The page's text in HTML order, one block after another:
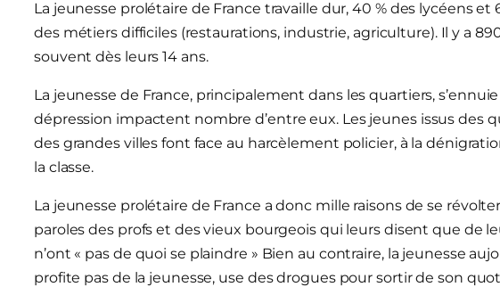
La jeunesse prolétaire de France travaille dur, 40 % des lycéens
des métiers difficiles (restaurations, industrie, agriculture). Il y a
souvent dès leurs 14 ans.
La jeunesse de France, principalement dans les quartiers,
dépression impactent nombre d’entre eux. Les jeunes issus des
des grandes villes font face au harcèlement policier, à la
la classe.
La jeunesse prolétaire de France a donc mille raisons de se
paroles des profs et des vieux bourgeois qui leurs disent que de
n’ont « pas de quoi se plaindre » Bien au contraire, la jeunesse
profite pas de la jeunesse, use des drogues pour sortir de son